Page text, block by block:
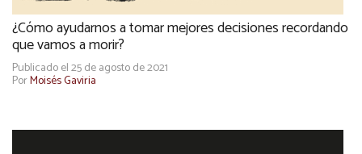
¿Cómo ayudarnos a tomar mejores decisiones recordando
que vamos a morir?
Publicado el 25 de agosto de 2021
PorMoisés Gaviria